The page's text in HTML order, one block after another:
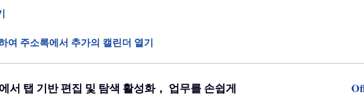
여 주소록에서 추가의 캘린더 열기
서 탭 기반 편집 및 탐색 활성화， 업무를 손쉽게